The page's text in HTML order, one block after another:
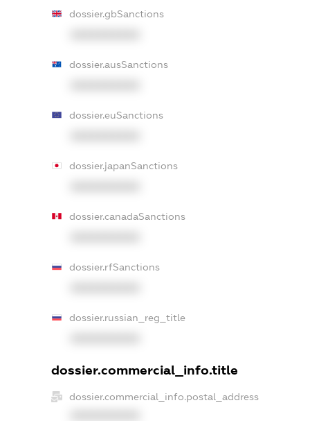
dossier.gbSanctions
dossier.ausSanctions
dossier.euSanctions
dossier.japanSanctions
dossier.canadaSanctions
dossier.rfSanctions
dossier.russian_reg_title
dossier.commercial_info.title
dossier.commercial_info.postal_address